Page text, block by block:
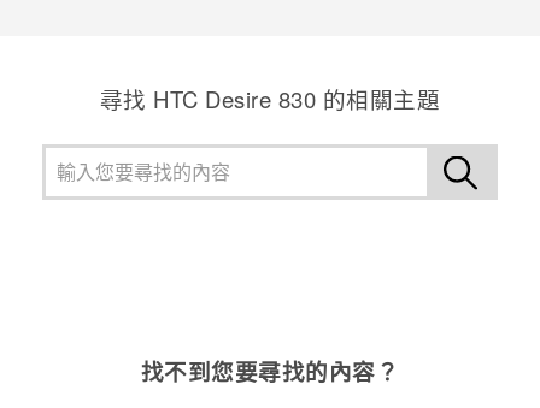
尋找 HTC Desire 830 的相關主題
找不到您要尋找的內容？